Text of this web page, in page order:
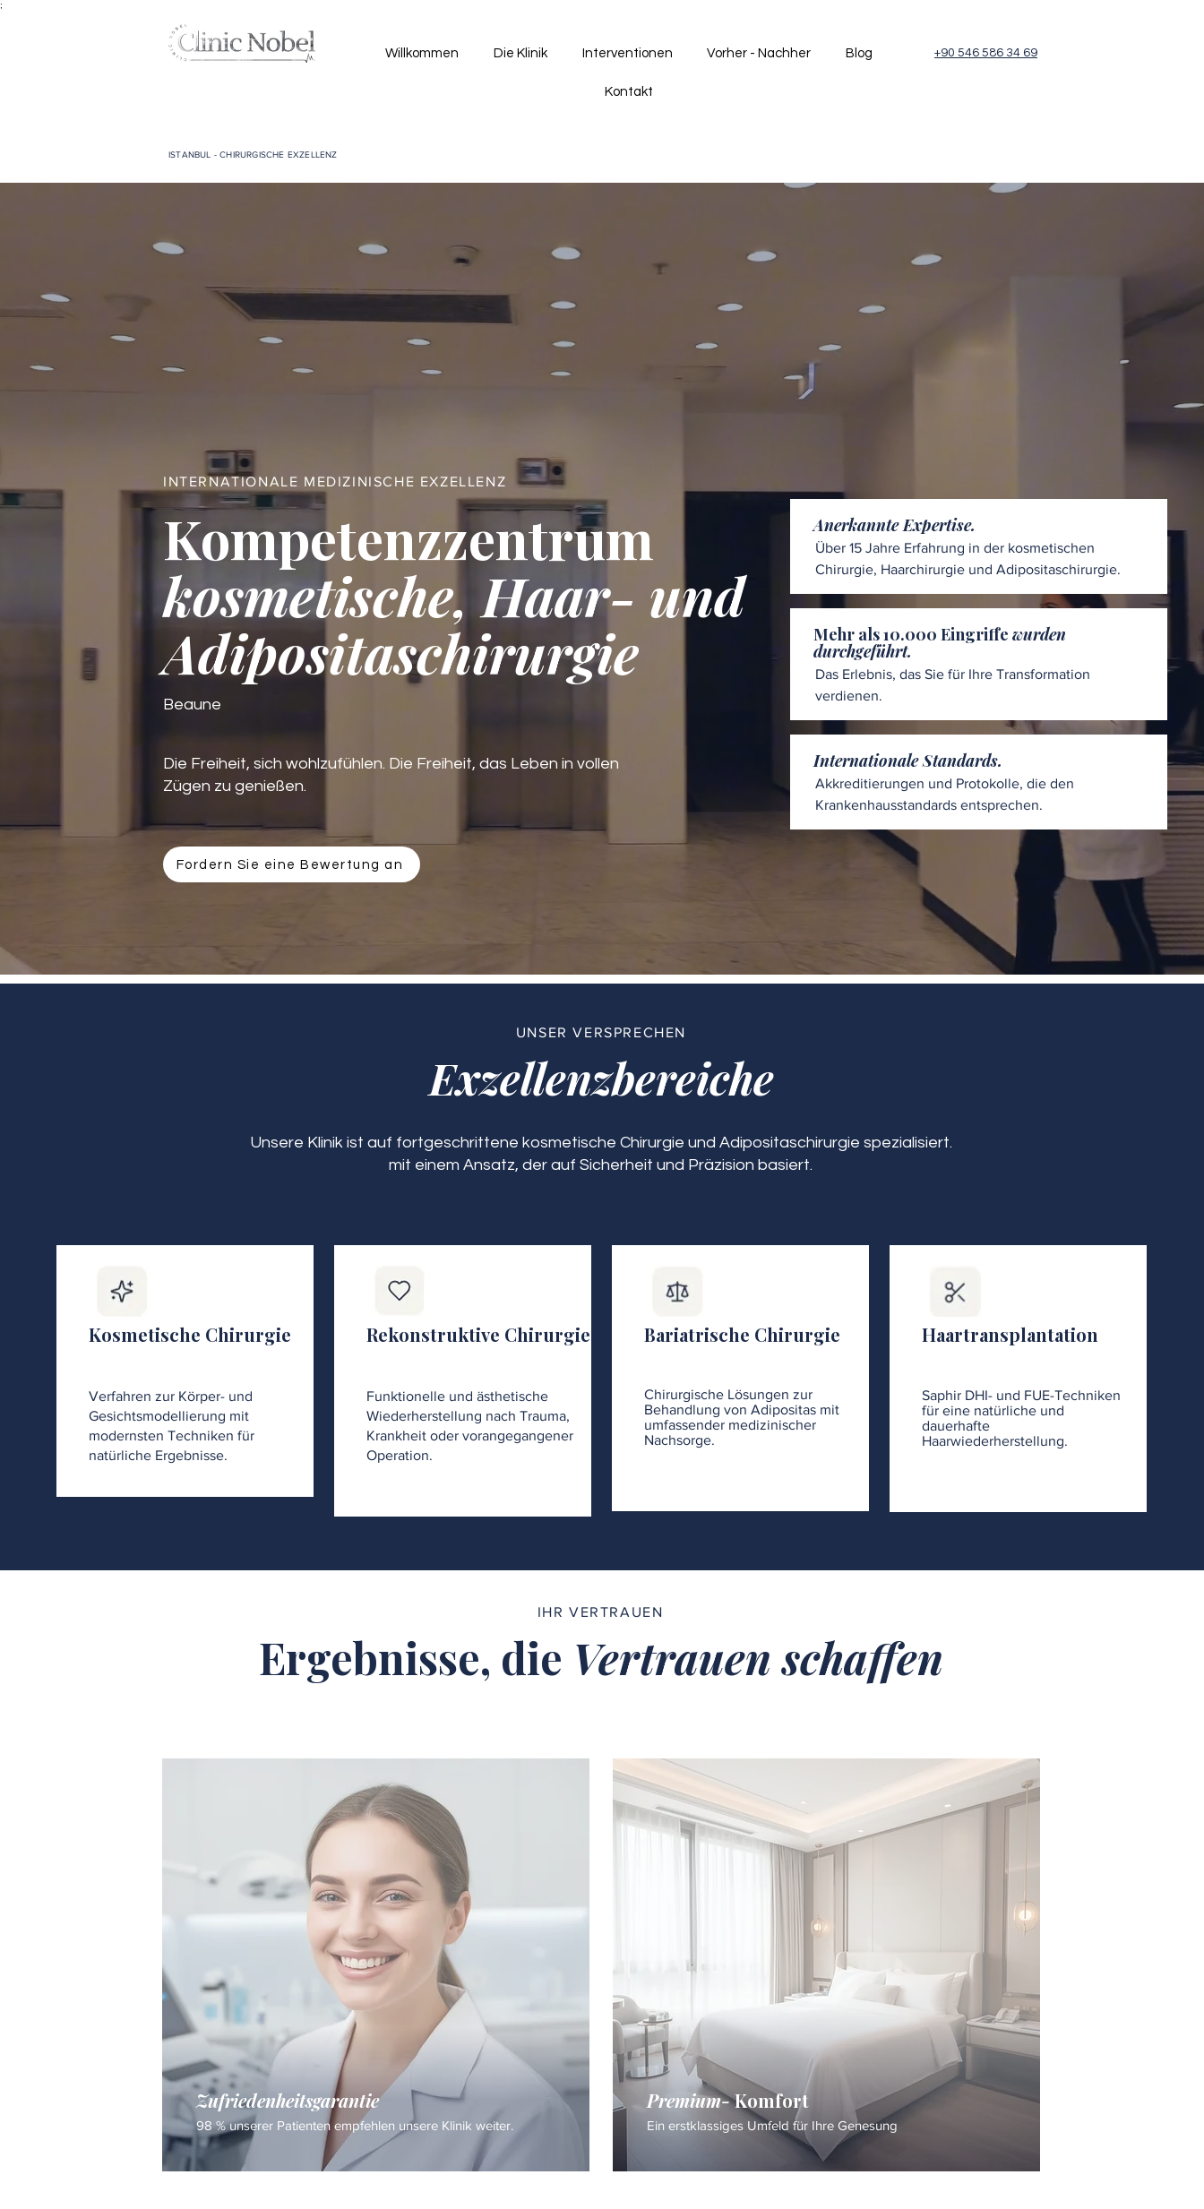
;
Willkommen Die Klinik Interventionen Vorher - Nachher Blog
Kontakt
ISTANBUL - CHIRURGISCHE EXZELLENZ
+90 546 586 34 69
INTERNATIONALE MEDIZINISCHE EXZELLENZ
Kompetenzzentrum
kosmetische, Haar- und
Adipositaschirurgie
Beaune
Die Freiheit, sich wohlzufühlen. Die Freiheit, das Leben in vollen
Zügen zu genießen.
Anerkannte Expertise.
Über 15 Jahre Erfahrung in der kosmetischen
Chirurgie, Haarchirurgie und Adipositaschirurgie.
Mehr als 10.000 Eingriffe wurden
durchgeführt.
Das Erlebnis, das Sie für Ihre Transformation
verdienen.
Internationale Standards.
Akkreditierungen und Protokolle, die den
Krankenhausstandards entsprechen.
Fordern Sie eine Bewertung an
UNSER VERSPRECHEN
Exzellenzbereiche
Unsere Klinik ist auf fortgeschrittene kosmetische Chirurgie und Adipositaschirurgie spezialisiert.
mit einem Ansatz, der auf Sicherheit und Präzision basiert.
Kosmetische Chirurgie
Verfahren zur Körper- und
Gesichtsmodellierung mit
modernsten Techniken für
natürliche Ergebnisse.
Rekonstruktive Chirurgie
Funktionelle und ästhetische
Wiederherstellung nach Trauma,
Krankheit oder vorangegangener
Operation.
Bariatrische Chirurgie
Chirurgische Lösungen zur
Behandlung von Adipositas mit
umfassender medizinischer
Nachsorge.
Haartransplantation
Saphir DHI- und FUE-Techniken
für eine natürliche und
dauerhafte
Haarwiederherstellung.
IHR VERTRAUEN
Ergebnisse, die Vertrauen schaffen
Zufriedenheitsgarantie
98 % unserer Patienten empfehlen unsere Klinik weiter.
Premium-Komfort
Ein erstklassiges Umfeld für Ihre Genesung